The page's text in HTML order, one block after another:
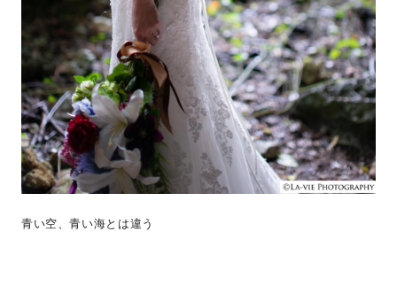
青い空、青い海とは違う